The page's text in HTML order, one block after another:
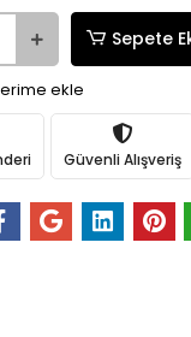
Sepete
ekle
Güvenli Alışveriş